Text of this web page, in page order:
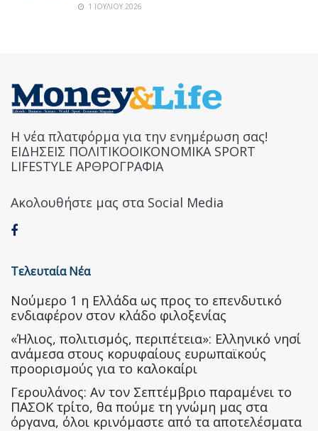
1 ΙΟΥΛΊΟΥ 2026
Η νέα πλατφόρμα για την ενημέρωση σας!
ΕΙΔΗΣΕΙΣ ΠΟΛΙΤΙΚΟΟΙΚΟΝΟΜΙΚΑ SPORT
LIFESTYLE ΑΡΘΡΟΓΡΑΦΙΑ
Ακολουθήστε μας στα Social Media
Τελευταία Νέα
Nούμερο 1 η Ελλάδα ως προς το επενδυτικό
ενδιαφέρον στον κλάδο φιλοξενίας
«Ήλιος, πολιτισμός, περιπέτεια»: Ελληνικό νησί
ανάμεσα στους κορυφαίους ευρωπαϊκούς
προορισμούς για το καλοκαίρι
Γερουλάνος: Αν τον Σεπτέμβριο παραμένει το
ΠΑΣΟΚ τρίτο, θα πούμε τη γνώμη μας στα
όργανα, όλοι κρινόμαστε από τα αποτελέσματα